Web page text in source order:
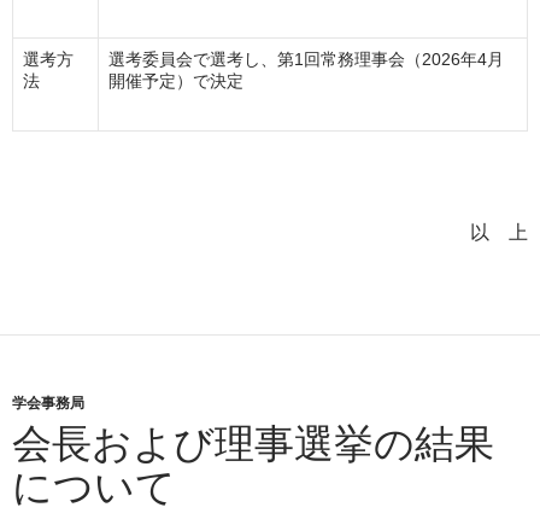
選考方
法
選考委員会で選考し、第1回常務理事会（2026年4月
開催予定）で決定
以 上
学会事務局
会長および理事選挙の結果
について